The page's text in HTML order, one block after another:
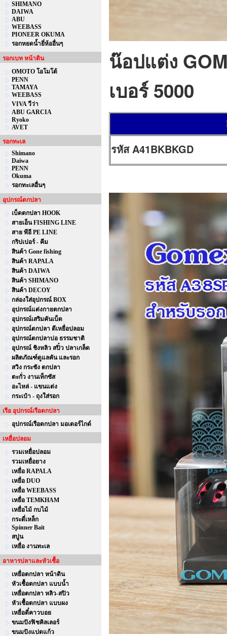
SHIMANO
DAIWA
ABU
WEEBASS
PIONEER OKUMA
รอกหยดน้ำยี่ห้ออื่นๆ
รอกเบท หน้าดิน
OMOTO โอโมโต้
PENN
TAMAYA
WEEBASS
VIVA วีว่า
ABU GARCIA
Ryoko
AVET
รอกทะเล
Shimano
Daiwa
PENN
Okuma
รอกทะเลอื่นๆ
อุปกรณ์ตกปลา
เบ็ดตกปลา HOOK
สายเอ็น FISHING LINE
สาย พีอี PE LINE
กริปเปอร์ - คีม
สินค้า Gone fishing
สินค้า RAPALA
สินค้า DAIWA
สินค้า SHIMANO
สินค้า DECOY
กล่องใส่อุปกรณ์ BOX
อุปกรณ์แต่งกายตกปลา
อุปกรณ์เสริมคันเบ็ด
อุปกรณ์ตกปลา ตีเหยื่อปลอม
อุปกรณ์ตกปลาบ่อ ธรรมชาติ
อุปกรณ์ ชิงหลิว สปิ๋ว ปลาเกล็ด
ผลิตภัณฑ์ดูแลคัน และรอก
สวิง กระชัง ตกปลา
ตะกั่ว งานเท็กซัส
อะไหล่ - แขนแต่ง
กระเป๋า - ถุงใส่รอก
เรือ อุปกรณ์เรือตกปลา
อุปกรณ์เรือตกปลา มอเตอร์ไกด์
เหยื่อปลอม
รวมเหยื่อปลอม
รวมเหยื่อยาง
เหยื่อ RAPALA
เหยื่อ DUO
เหยื่อ WEEBASS
เหยื่อ TEMKHAM
เหยื่อไม้ กบไม้
กระดี่เหล็ก
Spinner Bait
สปูน
เหยื่อ งานทะเล
อาหารปลาและหัวเชื้อ
เหยื่อตกปลา หน้าดิน
หัวเชื้อตกปลา แบบน้ำ
เหยื่อตกปลา หลิว-สปิว
หัวเชื้อตกปลา แบบผง
เหยื่อตี๋คาวบอย
ขนมปังฟิชคิลเลอร์
ขนมปังแปดแก้ว
น๊อปแต่ง
เบอร์ 5000
รหัส A41BKBKGD